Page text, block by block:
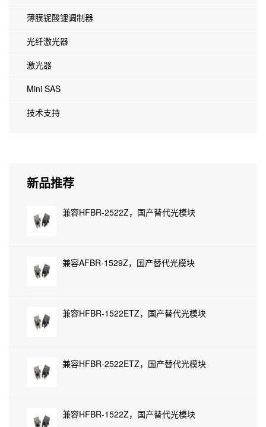
薄膜铌酸锂调制器
光纤激光器
激光器
Mini SAS
技术支持
新品推荐
兼容HFBR-2522Z，国产替代光模块
兼容AFBR-1529Z，国产替代光模块
兼容HFBR-1522ETZ，国产替代光模块
兼容HFBR-2522ETZ，国产替代光模块
兼容HFBR-1522Z，国产替代光模块